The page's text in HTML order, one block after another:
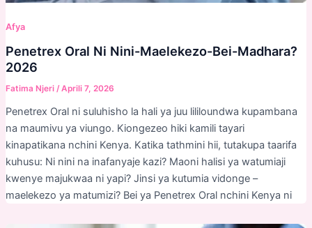
Afya
Penetrex Oral Ni Nini-Maelekezo-Bei-Madhara?
2026
Fatima Njeri /Aprili 7, 2026
Penetrex Oral ni suluhisho la hali ya juu lililoundwa kupambana
na maumivu ya viungo. Kiongezeo hiki kamili tayari
kinapatikana nchini Kenya. Katika tathmini hii, tutakupa taarifa
kuhusu: Ni nini na inafanyaje kazi? Maoni halisi ya watumiaji
kwenye majukwaa ni yapi? Jinsi ya kutumia vidonge –
maelekezo ya matumizi? Bei ya Penetrex Oral nchini Kenya ni